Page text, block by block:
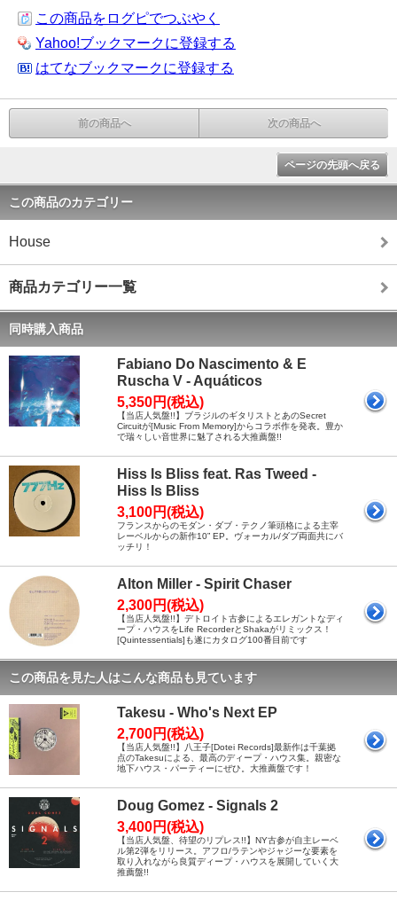
この商品をログピでつぶやく
Yahoo!ブックマークに登録する
はてなブックマークに登録する
前の商品へ 次の商品へ
ページの先頭へ戻る
この商品のカテゴリー
House
商品カテゴリー一覧
同時購入商品
Fabiano Do Nascimento & E
Ruscha V - Aquáticos
5,350円(税込)
【当店人気盤!!】ブラジルのギタリストとあのSecret
Circuitが[Music From Memory]からコラボ作を発表。豊か
で瑞々しい音世界に魅了される大推薦盤!!
Hiss Is Bliss feat. Ras Tweed -
Hiss Is Bliss
3,100円(税込)
フランスからのモダン・ダブ・テクノ筆頭格による主宰
レーベルからの新作10” EP。ヴォーカル/ダブ両面共にバ
ッチリ！
Alton Miller - Spirit Chaser
2,300円(税込)
【当店人気盤!!】デトロイト古参によるエレガントなディ
ープ・ハウスをLife RecorderとShakaがリミックス！
[Quintessentials]も遂にカタログ100番目前です
この商品を見た人はこんな商品も見ています
Takesu - Who's Next EP
2,700円(税込)
【当店人気盤!!】八王子[Dotei Records]最新作は千葉拠
点のTakesuによる、最高のディープ・ハウス集。親密な
地下ハウス・パーティーにぜひ。大推薦盤です！
Doug Gomez - Signals 2
3,400円(税込)
【当店人気盤、待望のリプレス!!】NY古参が自主レーベ
ル第2弾をリリース。アフロ/ラテンやジャジーな要素を
取り入れながら良質ディープ・ハウスを展開していく大
推薦盤!!